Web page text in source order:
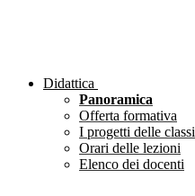
Didattica
Panoramica
Offerta formativa
I progetti delle classi
Orari delle lezioni
Elenco dei docenti